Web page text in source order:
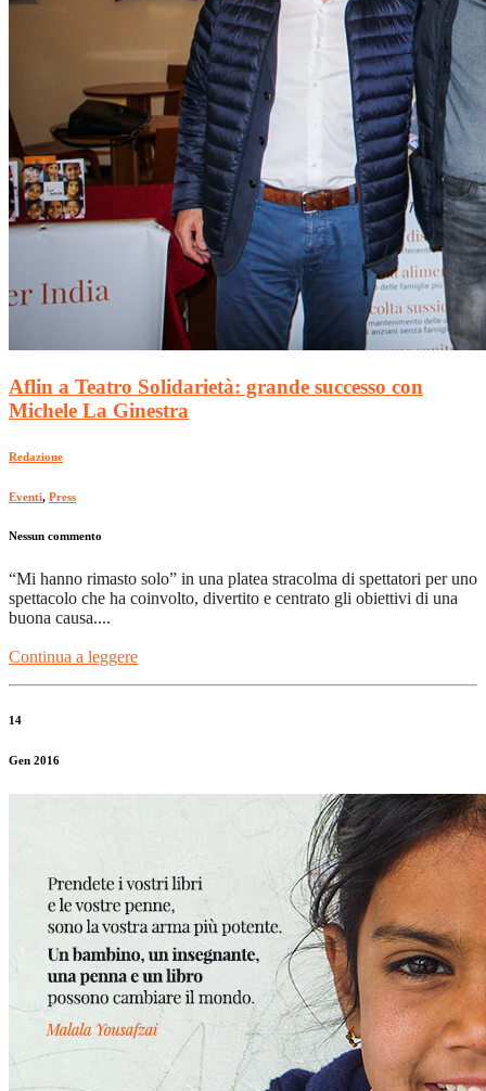
Aflin a Teatro Solidarietà: grande successo con
Michele La Ginestra
Redazione
Eventi, Press
Nessun commento
“Mi hanno rimasto solo” in una platea stracolma di spettatori per uno
spettacolo che ha coinvolto, divertito e centrato gli obiettivi di una
buona causa....
Continua a leggere
14
Gen 2016